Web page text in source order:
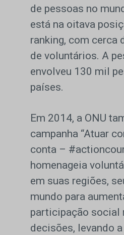
de pessoas no
está na oitava
ranking, com cerca
de voluntários. A
envolveu 130 mil
países.
Em 2014, a ONU
campanha “Atuar
conta –
homenageia
em suas regiões,
mundo para
participação social
decisões, levando